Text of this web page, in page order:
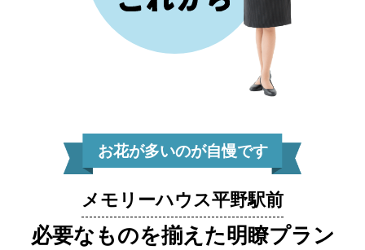
お花が多いのが自慢です
メモリーハウス平野駅前
必要なものを揃えた明瞭プラン